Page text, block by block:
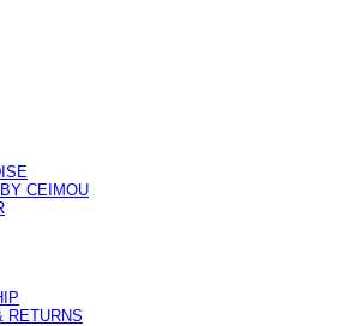
CEIMOU
RETURNS